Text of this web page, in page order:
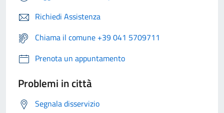
Richiedi Assistenza
Chiama il comune +39 041 5709711
Prenota un appuntamento
Problemi in città
Segnala disservizio